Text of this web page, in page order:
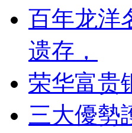
百年龙洋
遗存，
荣华富贵
三大優勢